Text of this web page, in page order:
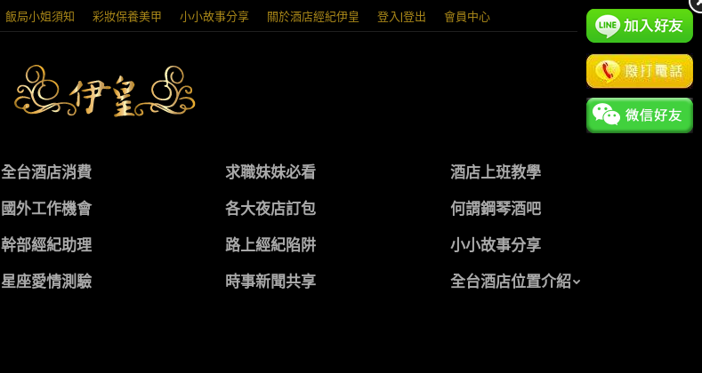
飯局小姐須知 彩妝保養美甲 小小故事分享 關於酒店經紀伊皇 登入|登出 會員中心
全台酒店消費 求職妹妹必看 酒店上班教學
國外工作機會 各大夜店訂包 何謂鋼琴酒吧
幹部經紀助理 路上經紀陷阱 小小故事分享
星座愛情測驗 時事新聞共享 全台酒店位置介紹